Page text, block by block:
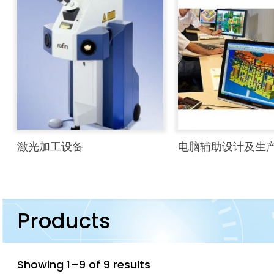
激光加工设备 电脑辅助设计及生
Products
Showing 1–9 of 9 results